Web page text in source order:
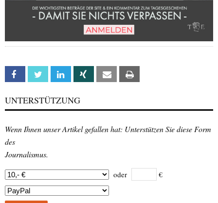
Facebook Twitter Linkedin Xing Email
UNTERSTÜTZUNG
Wenn Ihnen unser Artikel gefallen hat: Unterstützen Sie diese Form
des
Journalismus.
oder €